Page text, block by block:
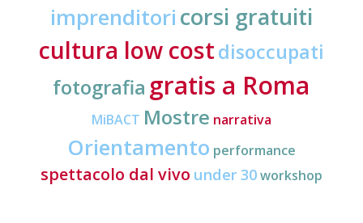
imprenditori corsi gratuiti
cultura low costdisoccupati
fotografia gratis a Roma
MiBACT Mostre narrativa
Orientamento performance
spettacolo dal vivo under 30workshop